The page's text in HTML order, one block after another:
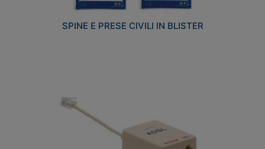
SPINE E PRESE CIVILI IN BLISTER